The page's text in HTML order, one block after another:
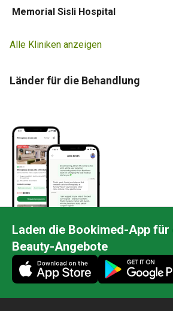
Memorial Sisli Hospital
Alle Kliniken anzeigen
Länder für die Behandlung
Laden die Bookimed-App
Beauty-Angebote